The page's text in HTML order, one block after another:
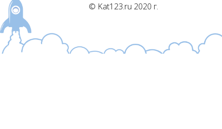
© Kat123.ru 2020 г.